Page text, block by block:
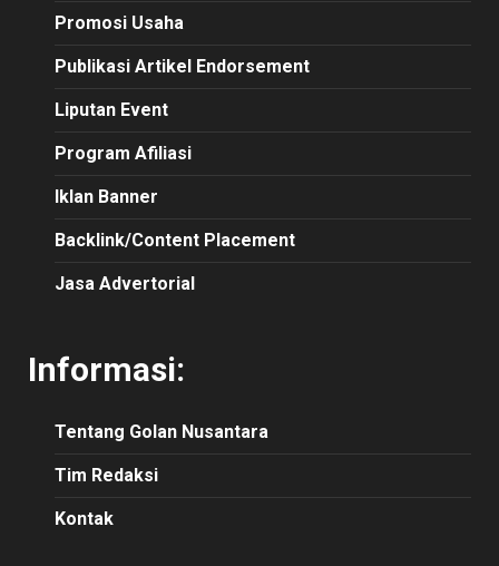
Promosi Usaha
Publikasi Artikel Endorsement
Liputan Event
Program Afiliasi
Iklan Banner
Backlink/Content Placement
Jasa Advertorial
Informasi:
Tentang Golan Nusantara
Tim Redaksi
Kontak